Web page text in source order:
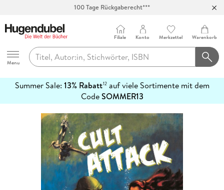
100 Tage Rückgaberecht***
Hugendubel
Menu
Filiale Konto Merkzettel Warenkorb
Summer Sale: 13% Rabatt12auf viele Sortimente mit dem
CodeSOMMER13
erfahren